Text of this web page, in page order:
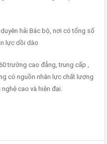
hải Bắc bộ, nơi có tổng số
lực dồi dào
trường cao đẳng, trung cấp ,
có nguồn nhân lực chất lượng
cao và hiện đại.